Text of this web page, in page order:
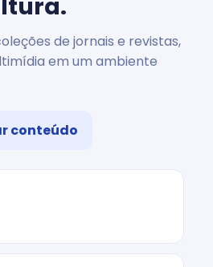
de jornais e revistas,
em um ambiente
conteúdo